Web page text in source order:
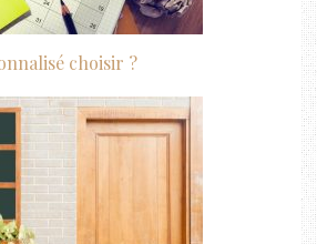
choisir ?